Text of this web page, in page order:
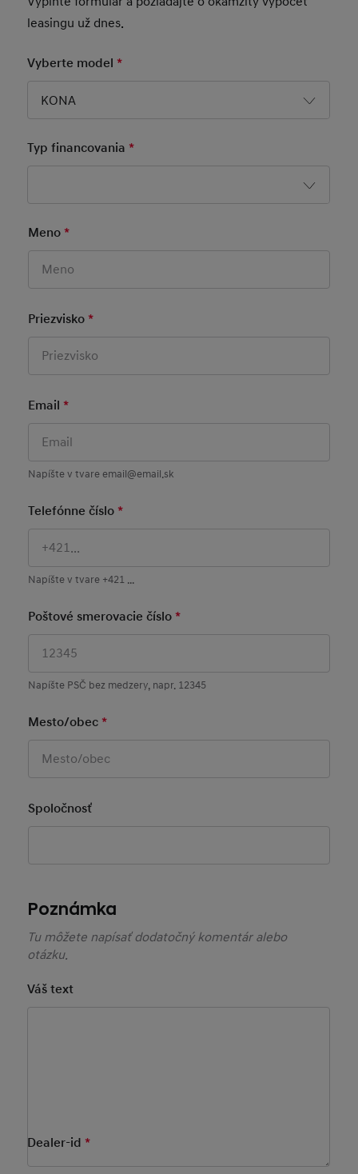
leasingu už dnes.
Vyberte model*
KONA
Typ financovania*
Meno *Mandatory Field
Priezvisko *Mandatory Field
Email *Mandatory Field
Napíšte v tvare email@email.sk
Telefónne číslo *Mandatory Field
Napíšte v tvare +421 ...
Poštové smerovacie číslo *Mandatory Field
Napíšte PSČ bez medzery, napr. 12345
Mesto/obec *Mandatory Field
Spoločnosť
Poznámka
Tu môžete napísať dodatočný komentár alebo
otázku.
Váš text
Dealer-id*